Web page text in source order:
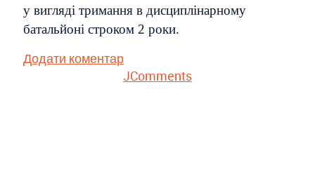
у вигляді тримання в дисциплінарному
батальйоні строком 2 роки.
Додати коментар
JComments